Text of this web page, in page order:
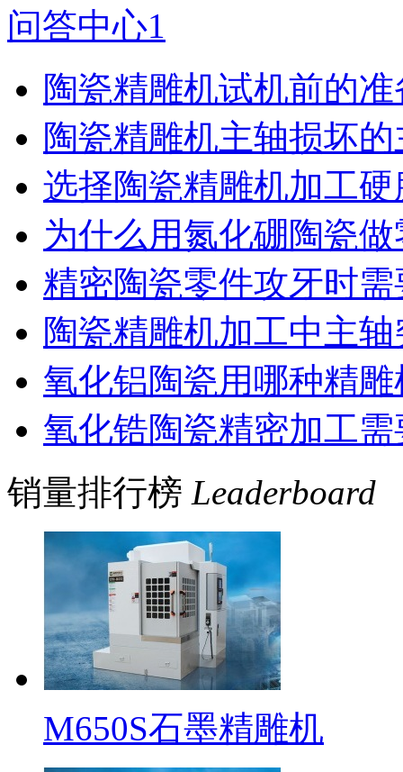
问答中心1
陶瓷精雕机试机前的
陶瓷精雕机主轴损坏
选择陶瓷精雕机加工
为什么用氮化硼陶瓷
精密陶瓷零件攻牙时
陶瓷精雕机加工中主
氧化铝陶瓷用哪种精
氧化锆陶瓷精密加工
销量排行榜 Leaderboard
M650S石墨精雕机